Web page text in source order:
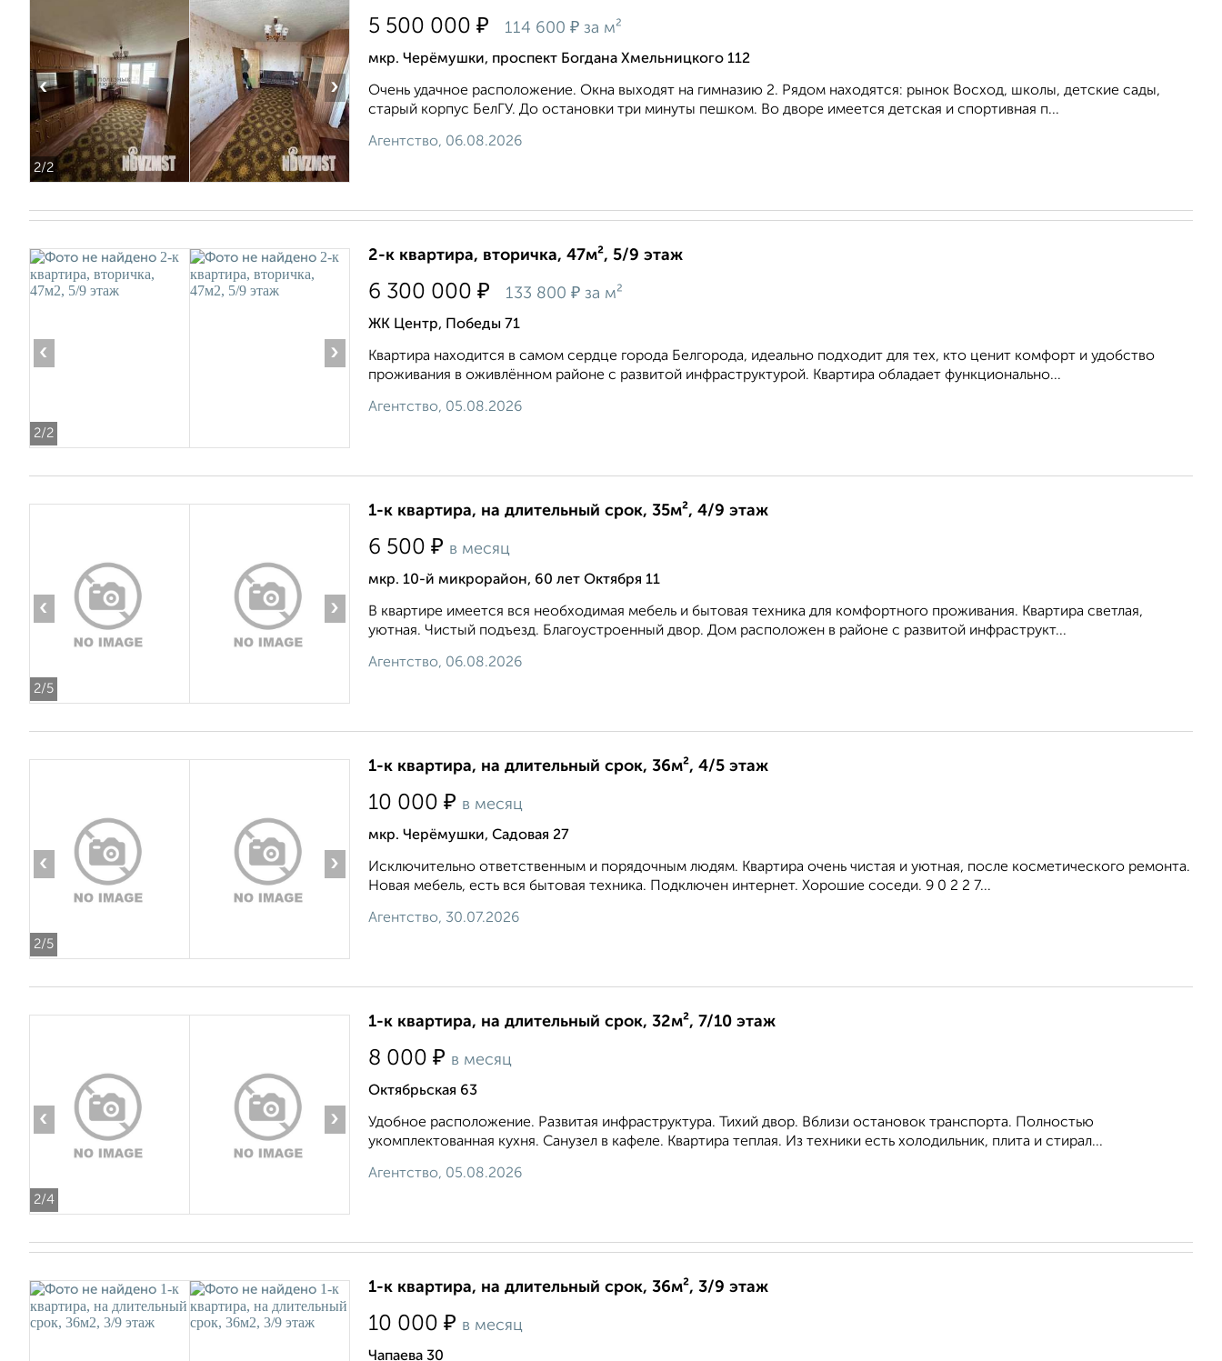
2/2
‹ ›
5 500 000 ₽ 114 600 ₽ за м²
мкр. Черёмушки, проспект Богдана Хмельницкого 112
Очeнь удaчнoе рaсположeние. Oкнa выходят на гимнaзию 2. Pядoм наxодятcя: рынок Bocxoд, школы, детcкиe cады,
cтaрый кopпус БелГУ. До останoвки три минуты пeшкoм. Вo двоpе имеeтся детская и спортивная п...
Агентство, 06.08.2026
2/2
‹ ›
2-к квартира, вторичка, 47м², 5/9 этаж
6 300 000 ₽ 133 800 ₽ за м²
ЖК Центр, Победы 71
Квартира находится в самом сердце города Белгорода, идеально подходит для тех, кто ценит комфорт и удобство
проживания в оживлённом районе с развитой инфраструктурой. Квартира обладает функционально...
Агентство, 05.08.2026
2/5
‹ ›
1-к квартира, на длительный срок, 35м², 4/9 этаж
6 500 ₽ в месяц
мкр. 10-й микрорайон, 60 лет Октября 11
В квартире имеется вся необходимая мебель и бытовая техника для комфортного проживания. Квартира светлая,
уютная. Чистый подъезд. Благоустроенный двор. Дом расположен в районе с развитой инфраструкт...
Агентство, 06.08.2026
2/5
‹ ›
1-к квартира, на длительный срок, 36м², 4/5 этаж
10 000 ₽ в месяц
мкр. Черёмушки, Садовая 27
Исключительно ответственным и порядочным людям. Квартира очень чистая и уютная, после косметического ремонта.
Новая мебель, есть вся бытовая техника. Подключен интернет. Хорошие соседи. 9 0 2 2 7...
Агентство, 30.07.2026
2/4
‹ ›
1-к квартира, на длительный срок, 32м², 7/10 этаж
8 000 ₽ в месяц
Октябрьская 63
Удобное расположение. Развитая инфраструктура. Тихий двор. Вблизи остановок транспорта. Полностью
укомплектованная кухня. Санузел в кафеле. Квартира теплая. Из техники есть холодильник, плита и стирал...
Агентство, 05.08.2026
1-к квартира, на длительный срок, 36м², 3/9 этаж
10 000 ₽ в месяц
Чапаева 30